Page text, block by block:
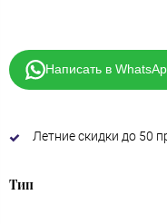
Написать в
Летние скидки до 50
Тип